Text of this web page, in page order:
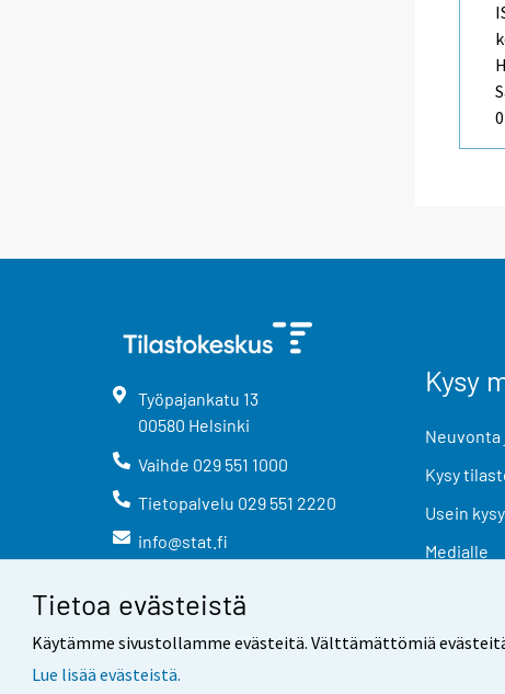
Tietoa evästeistä
Käytämme sivustollamme evästeitä. Välttämättömiä
Lue lisää evästeistä.
Työpajankatu 13
00580 Helsinki
Vaihde 029 551 1000
Tietopalvelu 029 551 2220
info@stat.fi
Kysy
Kysy
Usein
Medialle